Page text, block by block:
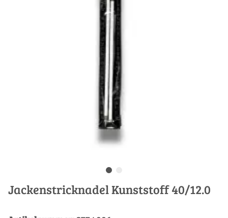
Jackenstricknadel Kunststoff 40/12.0